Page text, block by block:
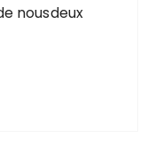
nousdeux